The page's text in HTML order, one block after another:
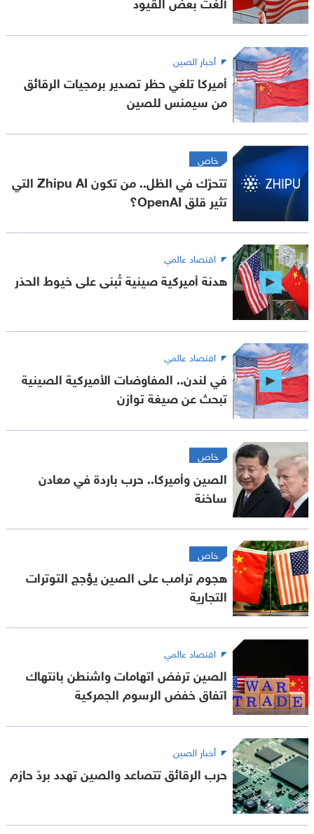
أخبار الصين
أميركا تلغي حظر تصدير برمجيات الرقائق
من سيمنس للصين
خاص
تتحرّك في الظل.. من تكون Zhipu AI التي
تثير قلق OpenAI؟
اقتصاد عالمي
هدنة أميركية صينية تُبنى على خيوط الحذر
اقتصاد عالمي
في لندن.. المفاوضات الأميركية الصينية
تبحث عن صيغة توازن
خاص
الصين وأميركا.. حرب باردة في معادن
ساخنة
خاص
هجوم ترامب على الصين يؤجج التوترات
التجارية
اقتصاد عالمي
الصين ترفض اتهامات واشنطن بانتهاك
اتفاق خفض الرسوم الجمركية
أخبار الصين
حرب الرقائق تتصاعد والصين تهدد بردّ حازم